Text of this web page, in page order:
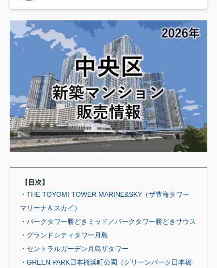
【目次】
・THE TOYOMI TOWER MARINE&SKY（ザ豊海タワー
マリーナ＆スカイ）
・パークタワー勝どきミッド／パークタワー勝どきサウス
・グランドシティタワー月島
・セントラルガーデン月島ザタワー
・GREEN PARK日本橋浜町公園（グリーンパーク日本橋